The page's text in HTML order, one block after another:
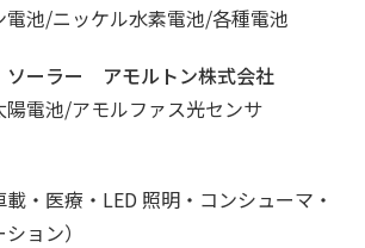
電池/ニッケル水素電池/各種電池
ーラー アモルトン株式会社
陽電池/アモルファス光センサ
・医療・LED 照明・コンシューマ・
ョン）